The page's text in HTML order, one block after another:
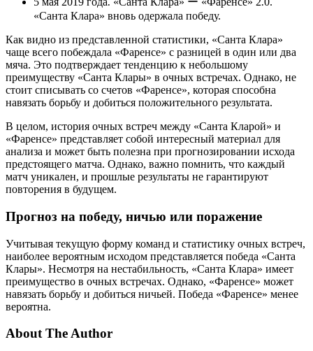
«Санта Клара» вновь одержала победу.
Как видно из представленной статистики, «Санта Клара»
чаще всего побеждала «Фаренсе» с разницей в один или два
мяча. Это подтверждает тенденцию к небольшому
преимуществу «Санта Клары» в очных встречах. Однако, не
стоит списывать со счетов «Фаренсе», которая способна
навязать борьбу и добиться положительного результата.
В целом, история очных встреч между «Санта Кларой» и
«Фаренсе» представляет собой интересный материал для
анализа и может быть полезна при прогнозировании исхода
предстоящего матча. Однако, важно помнить, что каждый
матч уникален, и прошлые результаты не гарантируют
повторения в будущем.
Прогноз на победу, ничью или поражение
Учитывая текущую форму команд и статистику очных встреч,
наиболее вероятным исходом представляется победа «Санта
Клары». Несмотря на нестабильность, «Санта Клара» имеет
преимущество в очных встречах. Однако, «Фаренсе» может
навязать борьбу и добиться ничьей. Победа «Фаренсе» менее
вероятна.
About The Author